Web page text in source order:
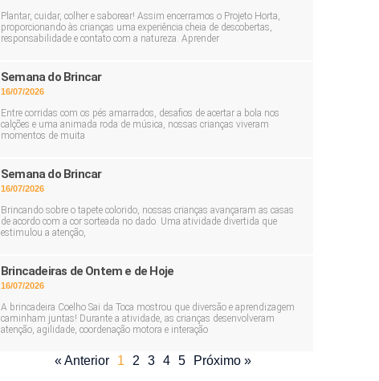
Plantar, cuidar, colher e saborear! Assim encerramos o Projeto Horta,
proporcionando às crianças uma experiência cheia de descobertas,
responsabilidade e contato com a natureza. Aprender
Semana do Brincar
16/07/2026
Entre corridas com os pés amarrados, desafios de acertar a bola nos
calções e uma animada roda de música, nossas crianças viveram
momentos de muita
Semana do Brincar
16/07/2026
Brincando sobre o tapete colorido, nossas crianças avançaram as casas
de acordo com a cor sorteada no dado. Uma atividade divertida que
estimulou a atenção,
Brincadeiras de Ontem e de Hoje
16/07/2026
A brincadeira Coelho Sai da Toca mostrou que diversão e aprendizagem
caminham juntas! Durante a atividade, as crianças desenvolveram
atenção, agilidade, coordenação motora e interação
« Anterior 1 2 3 4 5 Próximo »